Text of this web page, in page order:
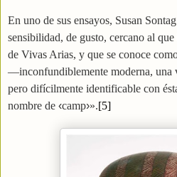
En uno de sus ensayos, Susan
sensibilidad, de gusto, cercano al
de Vivas Arias, y que se conoce
—inconfundiblemente moderna, una
pero difícilmente identificable con
nombre de ‹camp›».[5]